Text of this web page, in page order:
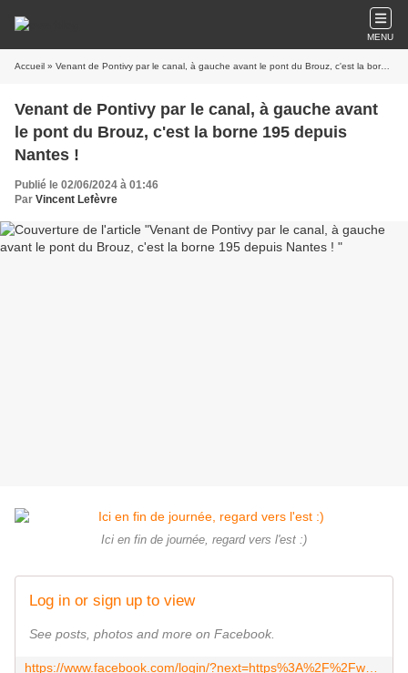
MENU
Accueil » Venant de Pontivy par le canal, à gauche avant le pont du Brouz, c'est la borne 195 depuis Nantes !
Venant de Pontivy par le canal, à gauche avant
le pont du Brouz, c'est la borne 195 depuis
Nantes !
Publié le 02/06/2024 à 01:46
Par Vincent Lefèvre
Ici en fin de journée, regard vers l'est :)
Log in or sign up to view
See posts, photos and more on Facebook.